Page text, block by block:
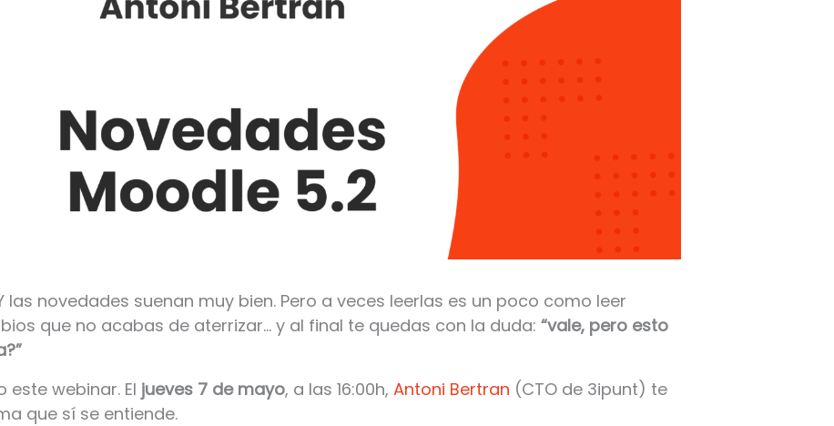
las novedades suenan muy bien. Pero a veces leerlas es un poco como leer
que no acabas de aterrizar… y al final te quedas con la duda: “vale, pero esto
webinar. El jueves 7 de mayo, a las 16:00h, Antoni Bertran (CTO de 3ipunt) te
que sí se entiende.